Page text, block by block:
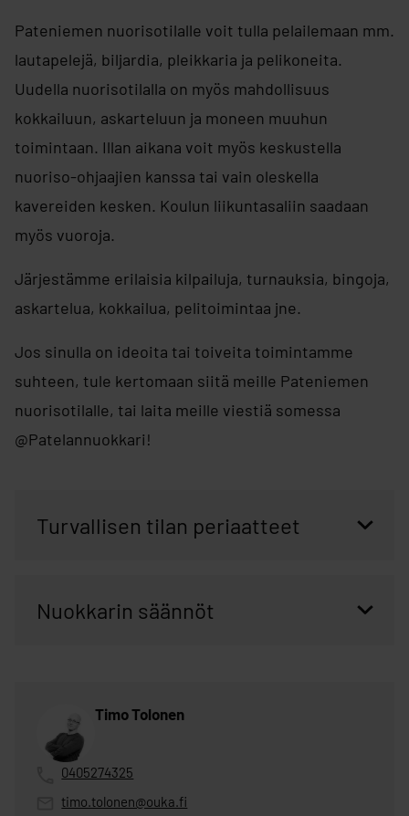
Pateniemen nuorisotilalle voit tulla pelailemaan mm.
lautapelejä, biljardia, pleikkaria ja pelikoneita.
Uudella nuorisotilalla on myös mahdollisuus
kokkailuun, askarteluun ja moneen muuhun
toimintaan. Illan aikana voit myös keskustella
nuoriso-ohjaajien kanssa tai vain oleskella
kavereiden kesken. Koulun liikuntasaliin saadaan
myös vuoroja.
Järjestämme erilaisia kilpailuja, turnauksia, bingoja,
askartelua, kokkailua, pelitoimintaa jne.
Jos sinulla on ideoita tai toiveita toimintamme
suhteen, tule kertomaan siitä meille Pateniemen
nuorisotilalle, tai laita meille viestiä somessa
@Patelannuokkari!
Turvallisen tilan periaatteet
Nuokkarin säännöt
Timo Tolonen
0405274325
timo.tolonen@ouka.fi